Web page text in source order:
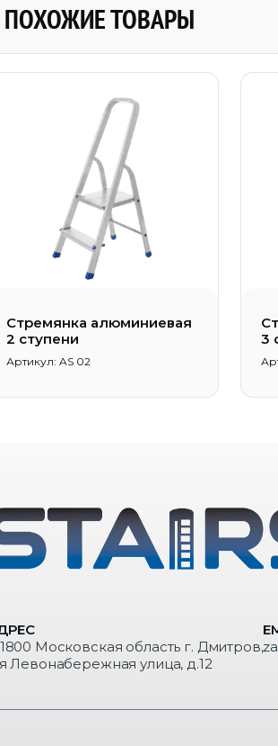
ПОХОЖИЕ ТОВАРЫ
Стремянка алюминиевая
2 ступени
Артикул: AS 02
3
Московская область г. Дмитров,
Левонабережная улица, д.12